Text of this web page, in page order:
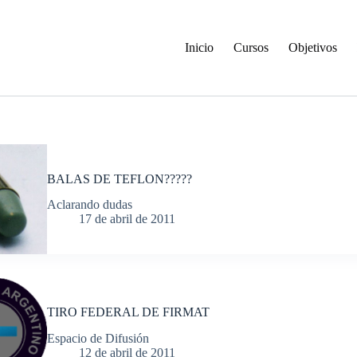
Inicio
Cursos Objetivos
BALAS DE TEFLON?????
Aclarando dudas
17 de abril de 2011
TIRO FEDERAL DE FIRMAT
Espacio de Difusión
12 de abril de 2011